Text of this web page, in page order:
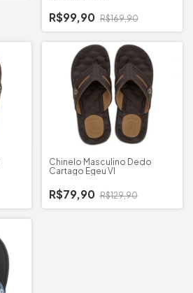
R$99,90 R$169,90
Chinelo Masculino Dedo
Cartago Egeu VI
R$79,90 R$129,90